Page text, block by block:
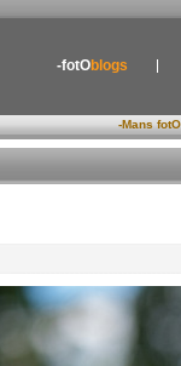
-fotOblogs
-Mans